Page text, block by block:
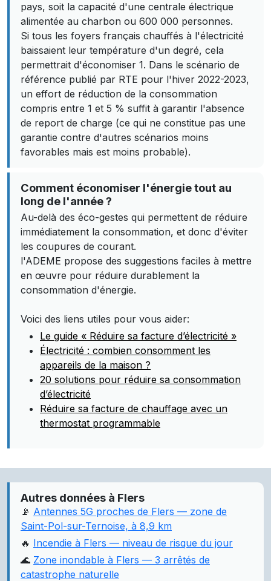
pays, soit la capacité d'une centrale électrique
alimentée au charbon ou 600 000 personnes.
Si tous les foyers français chauffés à l'électricité
baissaient leur température d'un degré, cela
permettrait d'économiser 1. Dans le scénario de
référence publié par RTE pour l'hiver 2022-2023,
un effort de réduction de la consommation
compris entre 1 et 5 % suffit à garantir l'absence
de report de charge (ce qui ne constitue pas une
garantie contre d'autres scénarios moins
favorables mais est moins probable).
Comment économiser l'énergie tout au
long de l'année ?
Au-delà des éco-gestes qui permettent de réduire
immédiatement la consommation, et donc d'éviter
les coupures de courant.
l'ADEME propose des suggestions faciles à mettre
en œuvre pour réduire durablement la
consommation d'énergie.
Voici des liens utiles pour vous aider:
Le guide « Réduire sa facture d’électricité »
Électricité : combien consomment les
appareils de la maison ?
20 solutions pour réduire sa consommation
d’électricité
Réduire sa facture de chauffage avec un
thermostat programmable
Autres données à Flers
📡 Antennes 5G proches de Flers — zone de
Saint-Pol-sur-Ternoise, à 8,9 km
🔥 Incendie à Flers — niveau de risque du jour
🌊 Zone inondable à Flers — 3 arrêtés de
catastrophe naturelle